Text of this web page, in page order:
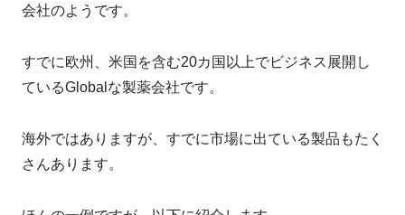
会社のようです。
すでに欧州、米国を含む20カ国以上でビジネス展開し
ているGlobalな製薬会社です。
海外ではありますが、すでに市場に出ている製品もたく
さんあります。